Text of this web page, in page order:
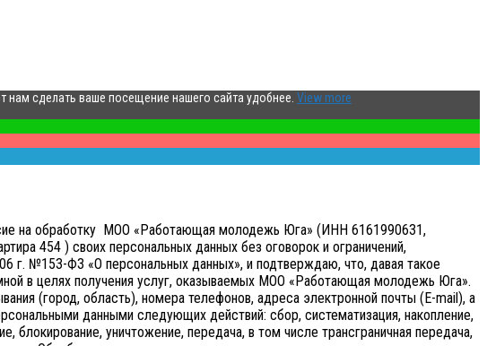
нам сделать ваше посещение нашего сайта удобнее. View more
на обработку МОО «Работающая молодежь Юга» (ИНН 6161990631,
454 ) своих персональных данных без оговорок и ограничений,
г. №153-ФЗ «О персональных данных», и подтверждаю, что, давая такое
в целях получения услуг, оказываемых МОО «Работающая молодежь Юга».
(город, область), номера телефонов, адреса электронной почты (E-mail), а
данными следующих действий: сбор, систематизация, накопление,
блокирование, уничтожение, передача, в том числе трансграничная передача,